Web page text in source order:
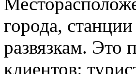
города,
развязкам. Это
клиентов: